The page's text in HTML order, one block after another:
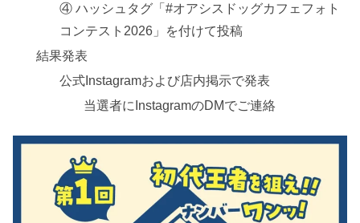
④ ハッシュタグ「#オアシスドッグカフェフォト
コンテスト2026」を付けて投稿
結果発表
公式Instagramおよび店内掲示で発表
当選者にInstagramのDMでご連絡